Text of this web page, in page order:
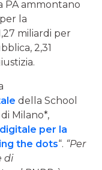
PA ammontano
la
miliardi per
2,31
della School
Milano*,
per la
the dots“. “Per
di